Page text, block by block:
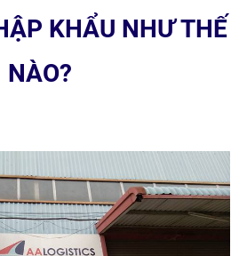
KHẨU NHƯ THẾ
NÀO?